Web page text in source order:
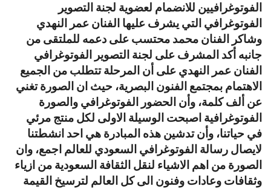
الفوتوغرافيين للانضمام لعضوية لجنة التصوير
الفوتوغرافي التي يشرف عليها الفنان عمر النهدي
وشاكر الفنان محمد محتسب على دعمه للملتقى من
جانبه أكد المشرف على لجنة التصوير الفوتوغرافي
الفنان عمر النهدي على أن المرحلة تتطلب من الجميع
الاهتمام بمجتمع الفنون البصرية، حيث ان الصورة تغني
عن ألف كلمة، وأن الحضور الفوتوغرافي والصورة
الفوتوغرافية اصبحت الوسيلة الاولى لكل منتج مرئي
في حياتنا، وأن تدشين هذه المبادرة هي احد انشطتنا
لايصال رسالة الفوتوغرافي السعودي للعالم اجمع، وان
الصورة من اهم الاشياء لنقل الثقافة السعودية من ازياء
وثقافات وعادات وفنون الى كل العالم لترسيخ القيمة